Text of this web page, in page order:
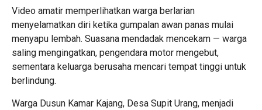
Video amatir memperlihatkan warga berlarian
menyelamatkan diri ketika gumpalan awan panas mulai
menyapu lembah. Suasana mendadak mencekam — warga
saling mengingatkan, pengendara motor mengebut,
sementara keluarga berusaha mencari tempat tinggi untuk
berlindung.
Warga Dusun Kamar Kajang, Desa Supit Urang, menjadi